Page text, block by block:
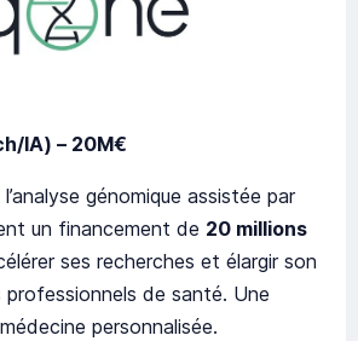
IA) – 20M€
génomique assistée par
un financement de 20 millions
ses recherches et élargir son
de santé. Une
personnalisée.